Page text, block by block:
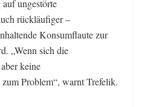
ungestörte
rückläufiger –
Konsumflaute zur
„Wenn sich die
keine
Problem“, warnt Trefelik.